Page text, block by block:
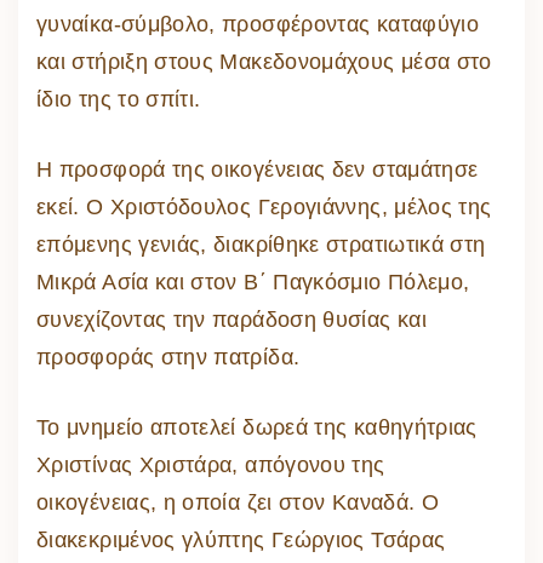
γυναίκα-σύμβολο, προσφέροντας καταφύγιο
και στήριξη στους Μακεδονομάχους μέσα στο
ίδιο της το σπίτι.
Η προσφορά της οικογένειας δεν σταμάτησε
εκεί. Ο Χριστόδουλος Γερογιάννης, μέλος της
επόμενης γενιάς, διακρίθηκε στρατιωτικά στη
Μικρά Ασία και στον Β΄ Παγκόσμιο Πόλεμο,
συνεχίζοντας την παράδοση θυσίας και
προσφοράς στην πατρίδα.
Το μνημείο αποτελεί δωρεά της καθηγήτριας
Χριστίνας Χριστάρα, απόγονου της
οικογένειας, η οποία ζει στον Καναδά. Ο
διακεκριμένος γλύπτης Γεώργιος Τσάρας